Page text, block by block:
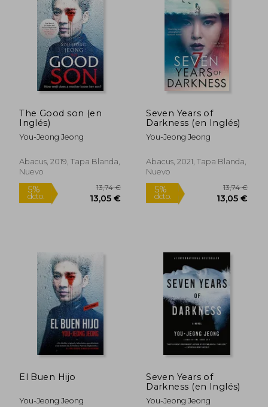
The Good son (en
Inglés)
You-Jeong Jeong
Abacus, 2019, Tapa Blanda,
Nuevo
5%
dcto.
Seven Years of
Darkness (en Inglés)
You-Jeong Jeong
Abacus, 2021, Tapa Blanda,
Nuevo
5%
dcto.
El Buen Hijo
You-Jeong Jeong
Seven Years of
Darkness (en Inglés)
You-Jeong Jeong